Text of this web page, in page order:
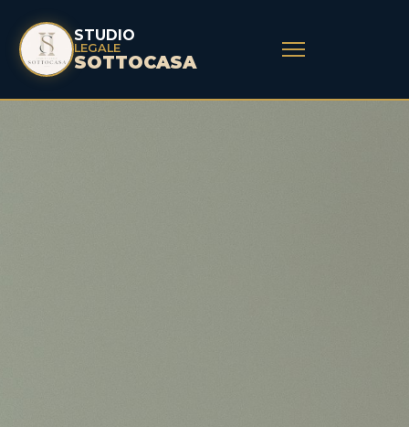
STUDIO
LEGALE
SOTTOCASA